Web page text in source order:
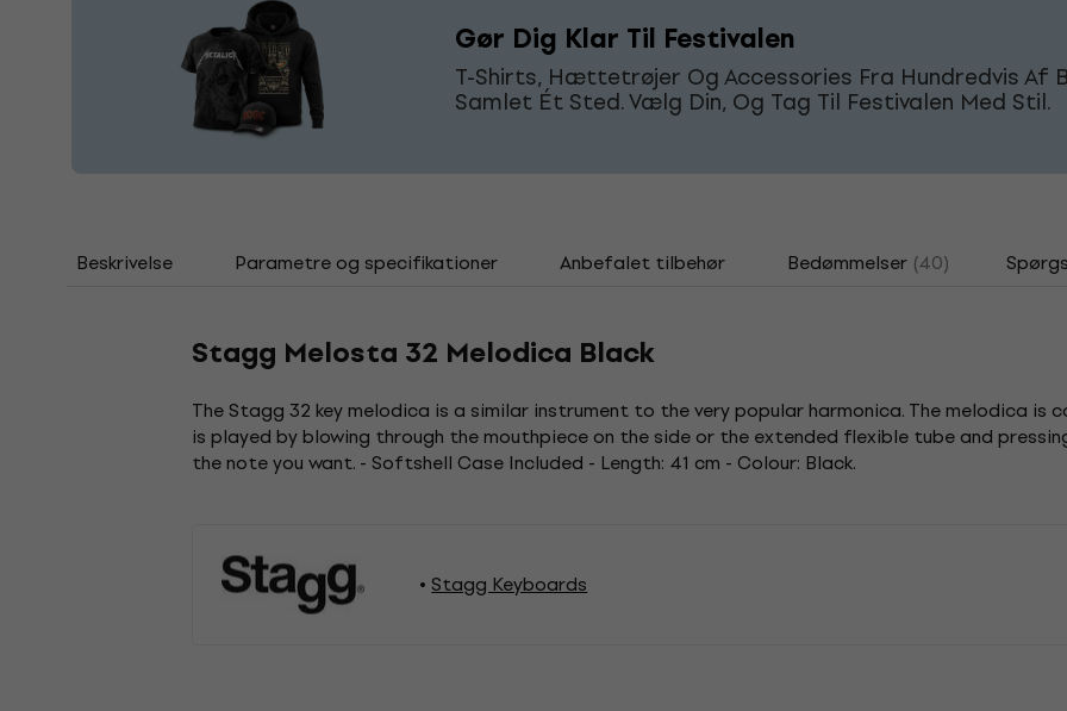
Gør Dig Klar Til Festivalen
T-Shirts, Hættetrøjer Og Accessories Fra Hundredvis Af
Samlet Ét Sted. Vælg Din, Og Tag Til Festivalen Med Stil.
Beskrivelse Parametre og specifikationer Anbefalet tilbehør Bedømmelser (40)
Stagg Melosta 32 Melodica Black
The Stagg 32 key melodica is a similar instrument to the very popular harmonica. The melodica
is played by blowing through the mouthpiece on the side or the extended flexible tube and
the note you want. - Softshell Case Included - Length: 41 cm - Colour: Black.
Stagg Keyboards